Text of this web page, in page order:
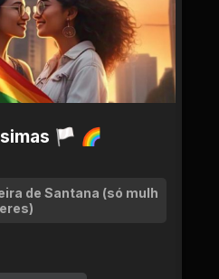
🏳 🌈
de Santana (só mulh
eres)